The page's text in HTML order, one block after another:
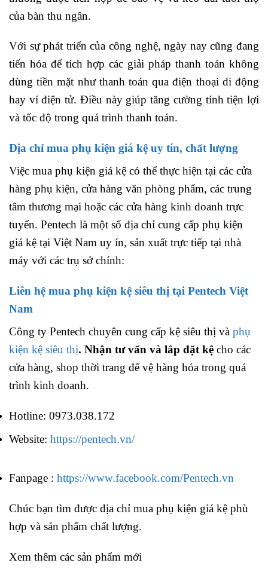
của bàn thu ngân.
Với sự phát triển của công nghệ, ngày nay cũng đang
tiến hóa để tích hợp các giải pháp thanh toán không
dùng tiền mặt như thanh toán qua điện thoại di động
hay ví điện tử. Điều này giúp tăng cường tính tiện lợi
và tốc độ trong quá trình thanh toán.
Địa chỉ mua phụ kiện giá kệ uy tín, chất lượng
Việc mua phụ kiện giá kệ có thể thực hiện tại các cửa
hàng phụ kiện, cửa hàng văn phòng phẩm, các trung
tâm thương mại hoặc các cửa hàng kinh doanh trực
tuyến. Pentech là một số địa chỉ cung cấp phụ kiện
giá kệ tại Việt Nam uy ín, sản xuất trực tiếp tại nhà
máy với các trụ sở chính:
Liên hệ mua phụ kiện kệ siêu thị tại Pentech Việt
Nam
Công ty Pentech chuyên cung cấp kệ siêu thị và phụ
kiện kệ siêu thị. Nhận tư vấn và lắp đặt kệ cho các
cửa hàng, shop thời trang để vệ hàng hóa trong quá
trình kinh doanh.
Hotline: 0973.038.172
Website: https://pentech.vn/
Fanpage : https://www.facebook.com/Pentech.vn
Chúc bạn tìm được địa chỉ mua phụ kiện giá kệ phù
hợp và sản phẩm chất lượng.
Xem thêm các sản phẩm mới